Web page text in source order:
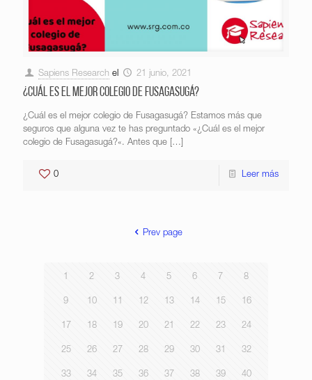
Sapiens Research el 21 junio, 2021
¿Cuál es el mejor colegio de Fusagasugá?
¿Cuál es el mejor colegio de Fusagasugá? Estamos más que
seguros que alguna vez te has preguntado «¿Cuál es el mejor
colegio de Fusagasugá?«. Antes que […]
0 Leer más
Prev page
1 2 3 4 5 6 7 8
9 10 11 12 13 14 15 16
17 18 19 20 21 22 23 24
25 26 27 28 29 30 31 32
33 34 35 36 37 38 39 40